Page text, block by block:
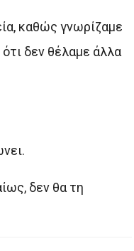
καθώς γνωρίζαμε
ότι δεν θέλαμε άλλα
δεν θα τη